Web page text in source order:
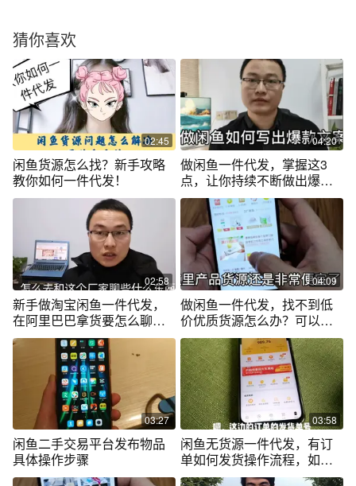
猜你喜欢
02:45
闲鱼货源怎么找？新手攻略
教你如何一件代发！
04:20
做闲鱼一件代发，掌握这3
点，让你持续不断做出爆款
文案！
02:58
新手做淘宝闲鱼一件代发，
在阿里巴巴拿货要怎么聊？
要注意什么？
04:09
做闲鱼一件代发，找不到低
价优质货源怎么办？可以看
看这个方法
03:27
闲鱼二手交易平台发布物品
具体操作步骤
03:58
闲鱼无货源一件代发，有订
单如何发货操作流程，如何
复制单号发货